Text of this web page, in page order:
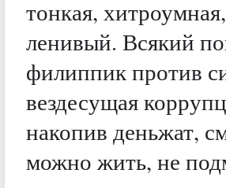
тонкая,
ленивый. Всякий
филиппик против
вездесущая
накопив деньжат,
можно жить, не